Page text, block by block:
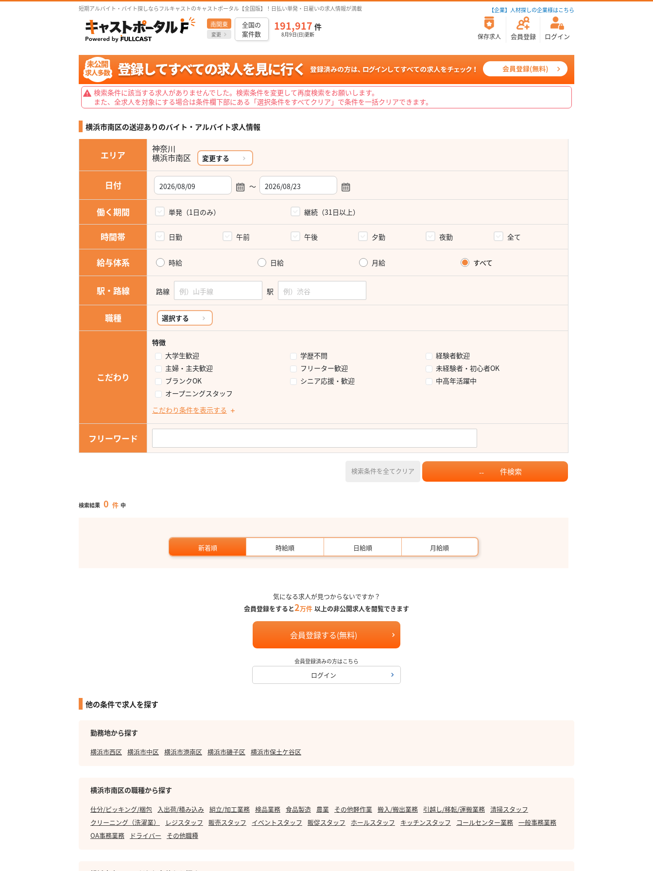
短期アルバイト・バイト探しならフルキャストのキャストポータル【全国版】！日払い単発・日雇いの求人情報が満載 【企業】人材探しの企業様はこちら
南関東
変更
全国の
案件数
191,917 件
8月9日(日)更新 保存求人 会員登録 ログイン
検索条件に該当する求人がありませんでした。検索条件を変更して再度検索をお願いします。
また、全求人を対象にする場合は条件欄下部にある「選択条件をすべてクリア」で条件を一括クリアできます。
横浜市南区の送迎ありのバイト・アルバイト求人情報
エリア
神奈川
変更する
日付 ～
働く期間 単発（1日のみ） 継続（31日以上）
時間帯 日勤 午前 午後 夕勤 夜勤 全て
給与体系 時給 日給 月給 すべて
駅・路線 路線 駅
職種 選択する
こだわり
特徴
大学生歓迎
学歴不問
経験者歓迎
主婦・主夫歓迎
フリーター歓迎
未経験者・初心者OK
ブランクOK
シニア応援・歓迎
中高年活躍中
オープニングスタッフ
こだわり条件を表示する
フリーワード
検索条件を全てクリア -- 件検索
検索結果 0 件 中
新着順 時給順 日給順 月給順
気になる求人が見つからないですか？
会員登録をすると2万件 以上の非公開求人を閲覧できます
会員登録する(無料)
会員登録済みの方はこちら
ログイン
他の条件で求人を探す
勤務地から探す
横浜市西区 横浜市中区 横浜市港南区 横浜市磯子区 横浜市保土ケ谷区
横浜市南区の職種から探す
仕分/ピッキング/梱包 入出荷/積み込み 組立/加工業務 検品業務 食品製造 農業 その他軽作業 搬入/搬出業務 引越し/移転/運搬業務 清掃スタッフ
クリーニング（洗濯業）
レジスタッフ 販売スタッフ イベントスタッフ 販促スタッフ ホールスタッフ キッチンスタッフ コールセンター業務 一般事務業務
OA事務業務
ドライバー その他職種